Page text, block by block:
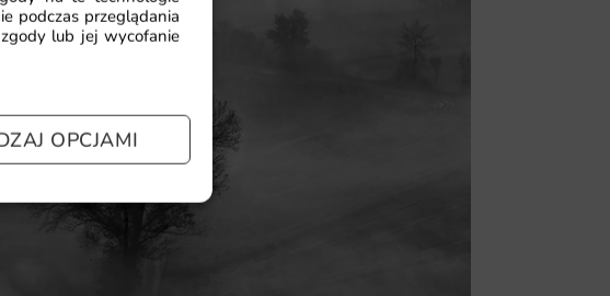
podczas przeglądania
lub jej wycofanie
OPCJAMI